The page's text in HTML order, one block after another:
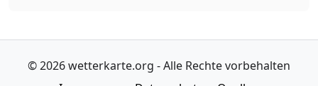
© 2026 wetterkarte.org - Alle Rechte vorbehalten